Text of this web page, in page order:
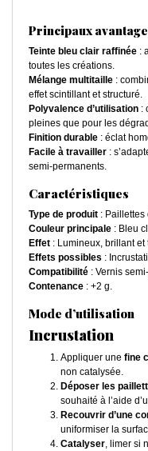
Principaux
Teinte bleu clair raffinée :
toutes les créations.
Mélange multitaille :
effet scintillant et structuré.
Polyvalence d’utilisation :
pleines que pour les
Finition durable : éclat
Facile à travailler :
semi-permanents.
Caractéristiques
Type de produit :
Couleur principale : Bleu
Effet : Lumineux, brillant et
Effets possibles :
Compatibilité : Vernis
Contenance : +2 g.
Mode d’utilisation
Incrustation
Appliquer une fine
non catalysée.
Déposer les
souhaité à l’aide
Recouvrir d’une
uniformiser la
Catalyser, limer si